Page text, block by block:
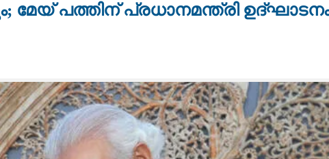
മേയ് പത്തിന് പ്രധാനമന്ത്രി